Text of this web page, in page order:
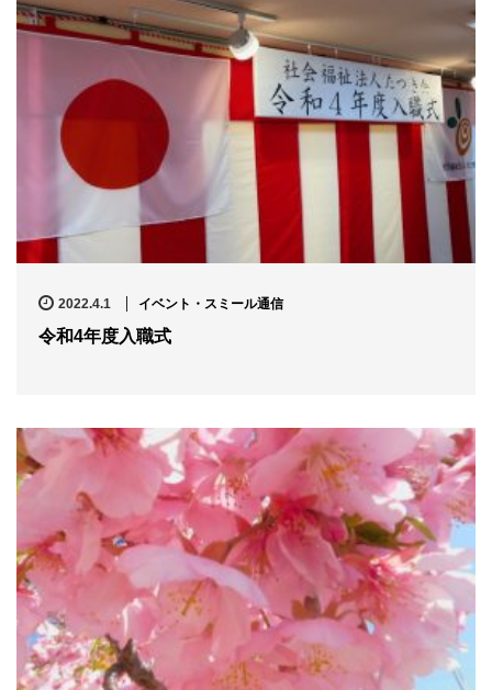
2022.4.1 イベント・スミール通信
令和4年度入職式